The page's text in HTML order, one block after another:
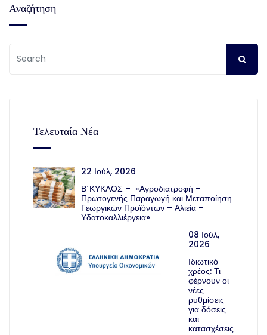
Αναζήτηση
Τελευταία Νέα
22 Ιούλ, 2026
Β΄ΚΥΚΛΟΣ – «Αγροδιατροφή –
Πρωτογενής Παραγωγή και Μεταποίηση
Γεωργικών Προϊόντων – Αλιεία –
Υδατοκαλλιέργεια»
08 Ιούλ,
2026
Ιδιωτικό
χρέος: Τι
φέρνουν οι
νέες
ρυθμίσεις
για δόσεις
και
κατασχέσεις